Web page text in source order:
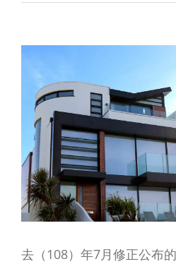
Larger
Image
去（108）年7月修正公布